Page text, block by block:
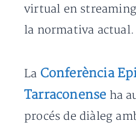
virtual en
la normativa actual.
La Conferència
Tarraconense ha
procés de diàleg